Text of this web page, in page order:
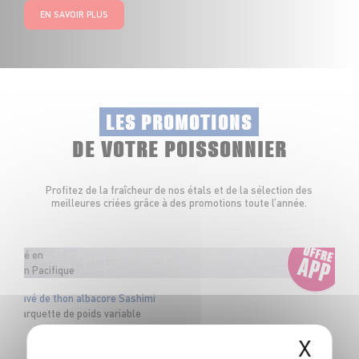
EN SAVOIR PLUS
LES PROMOTIONS
DE VOTRE POISSONNIER
Profitez de la fraîcheur de nos étals et de la sélection des
meilleures criées grâce à des promotions toute l’année.
Pêché en
Océan Pacifique
Pavé de thon albacore Sashimi
Barquette de poids variable
X